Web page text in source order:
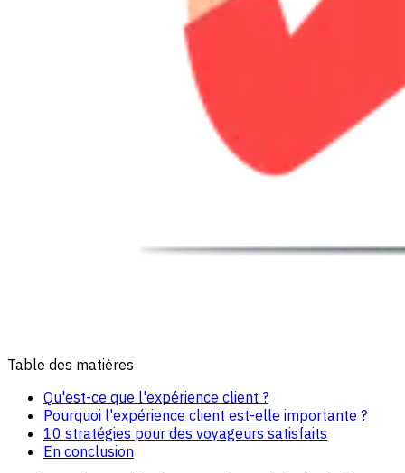
Table des matières
Qu'est-ce que l'expérience client ?
Pourquoi l'expérience client est-elle importante ?
10 stratégies pour des voyageurs satisfaits
En conclusion